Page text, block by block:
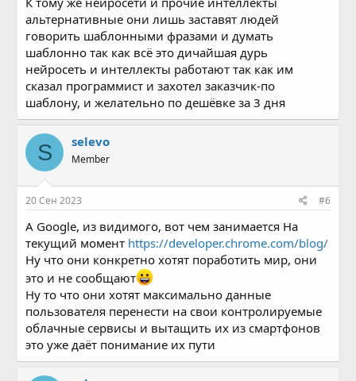
альтернативные они лишь заставят людей
говорить шаблонными фразами и думать
шаблонно так как всё это дичайшая дурь
нейросеть и интеллекты работают так как им
сказал программист и захотел заказчик-по
шаблону, и желательно по дешёвке за 3 дня
S selevo
Member
20 Сен 2023 #6
А Google, из видимого, вот чем занимается На
текущий момент https://developer.chrome.com/blog/
Ну что они конкретно хотят поработить мир, они
это и не сообщают
Ну то что они хотят максимально данные
пользователя перенести на свои контролируемые
облачные сервисы и вытащить их из смартфонов
это уже даёт понимание их пути